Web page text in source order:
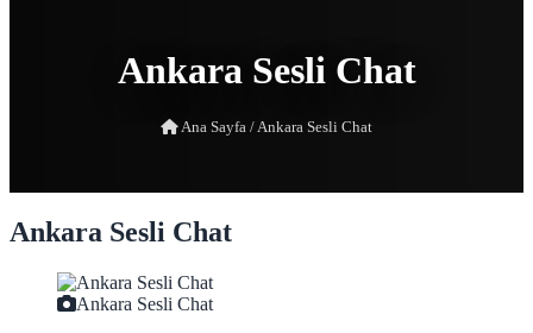
Ankara Sesli Chat
Ana Sayfa /Ankara Sesli Chat
Ankara Sesli Chat
Ankara Sesli Chat